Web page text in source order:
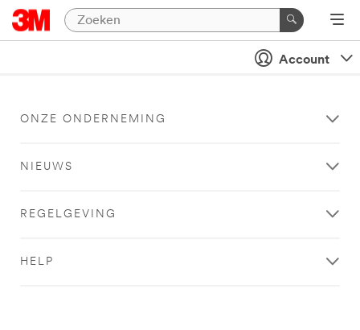
Account
ONZE ONDERNEMING
NIEUWS
REGELGEVING
HELP